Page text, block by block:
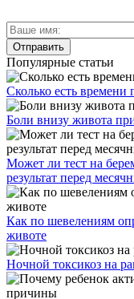
Популярные статьи
Сколько есть времени
Боли внизу живота
Может ли тест на
результат перед
Как по шевелениям
животе
Ночной токсикоз на